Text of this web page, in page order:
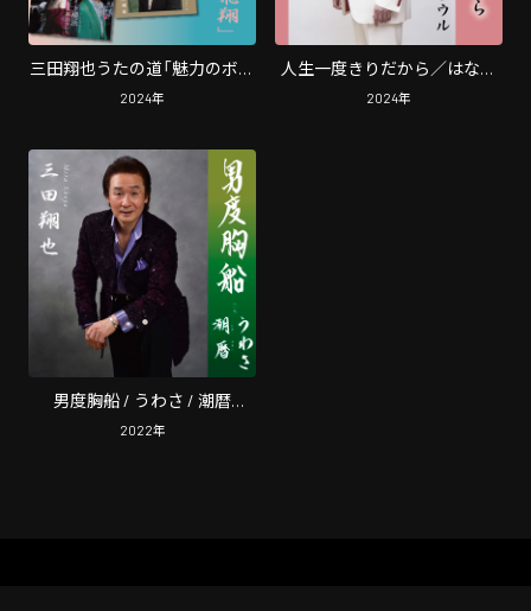
三田翔也うたの道「魅力のボイ
ス大空飛翔」
2024年
人生一度きりだから／はなれ
て♡ソウル
2024年
男度胸船 / うわさ / 潮暦
(Cover)
2022年